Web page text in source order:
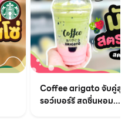
Coffee arigato จับคู่สุ
รอว์เบอร์รี สดชื่นหอม...